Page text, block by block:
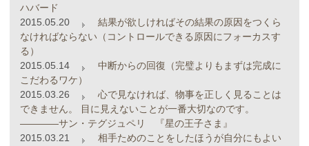
ハバード
2015.05.20
結果が欲しければその結果の原因をつくら
なければならない（コントロールできる原因にフォーカスす
る）
2015.05.14
中断からの回復（完璧よりもまずは完成に
こだわるワケ）
2015.03.26
心で見なければ、物事を正しく見ることは
できません。 目に見えないことが一番大切なのです。
――――サン・テグジュペリ 『星の王子さま』
2015.03.21
相手ためのことをしたほうが自分にもよい